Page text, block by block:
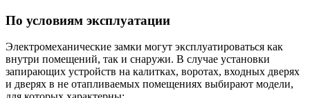
По условиям эксплуатации
Электромеханические замки могут эксплуатироваться как
внутри помещений, так и снаружи. В случае установки
запирающих устройств на калитках, воротах, входных дверях
и дверях в не отапливаемых помещениях выбирают модели,